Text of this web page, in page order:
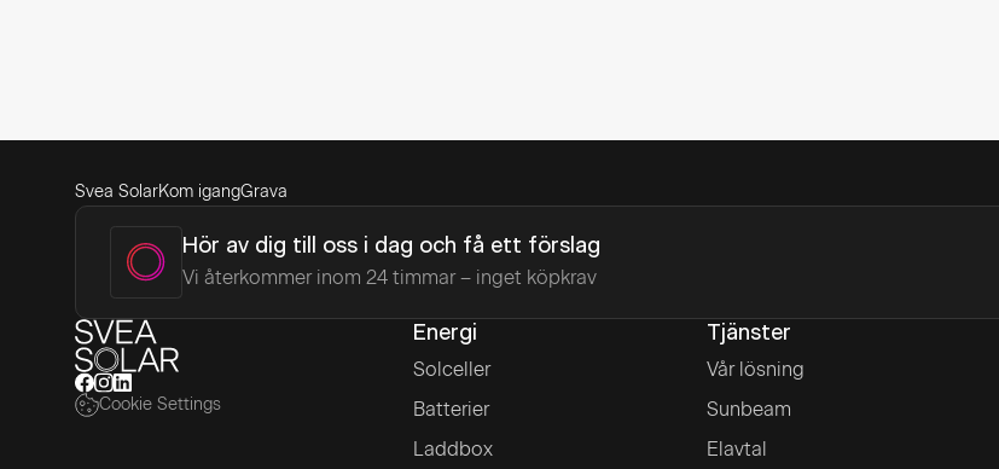
Svea SolarKom igangGrava
Hör av dig till oss i dag och få ett förslag
Vi återkommer inom 24 timmar – inget köpkrav
Cookie Settings
Energi
Solceller
Batterier
Laddbox
Tjänster
Vår lösning
Sunbeam
Elavtal